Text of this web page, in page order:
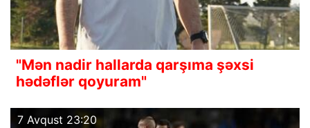
"Mən nadir hallarda qarşıma şəxsi
hədəflər qoyuram"
7 Avqust 23:20